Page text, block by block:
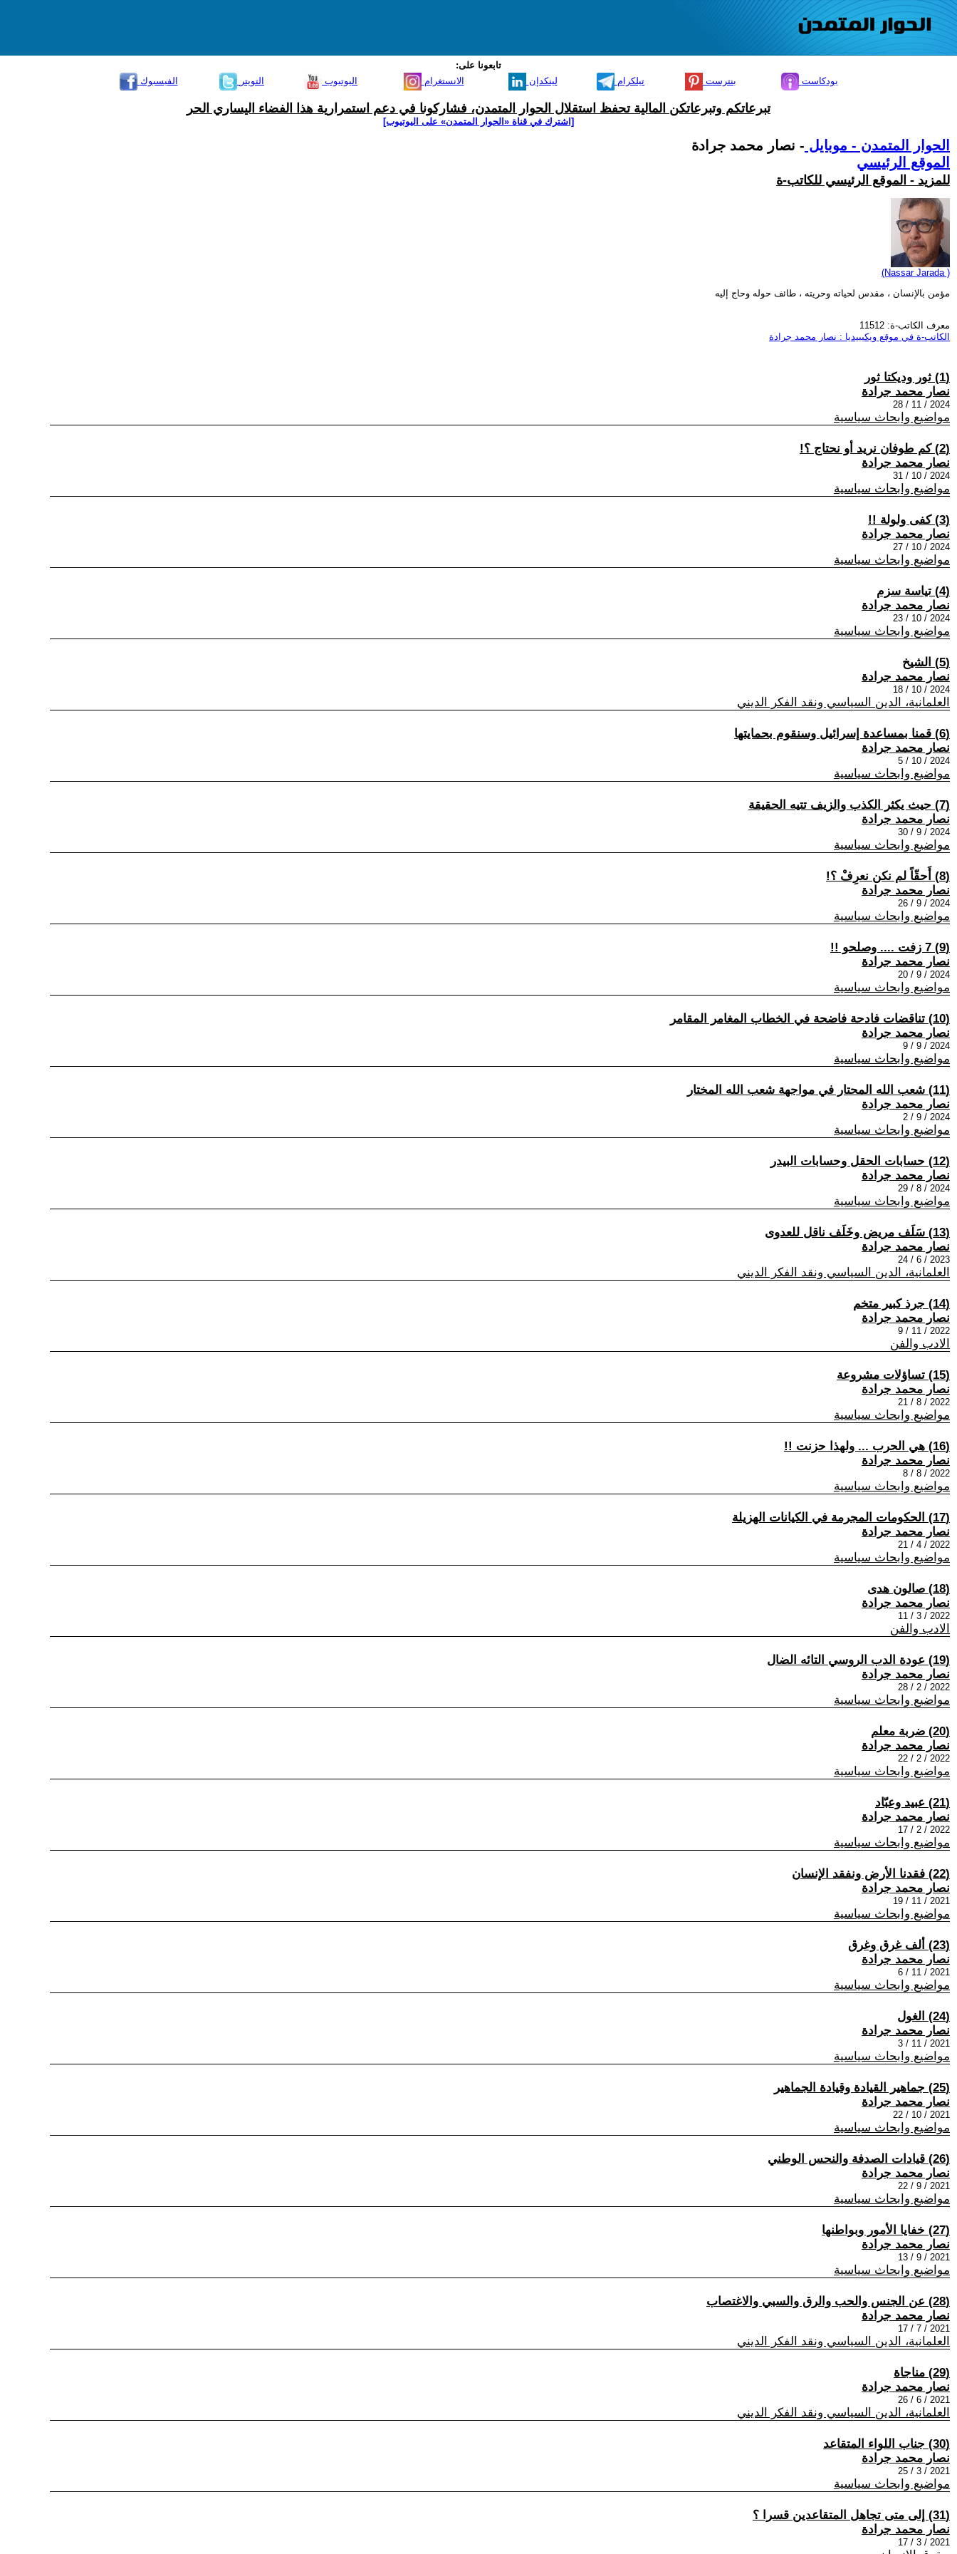
تابعونا على:
الفيسبوك
التويتر اليوتيوب الانستغرام لينكدإن تيلكرام بنترست بودكاست
تبرعاتكم وتبرعاتكن المالية تحفظ استقلال الحوار المتمدن، فشاركونا في دعم استمرارية هذا الفضاء اليساري الحر
[اشترك في قناة ‫«الحوار المتمدن» على اليوتيوب]
الحوار المتمدن - موبايل - نصار محمد جرادة
الموقع الرئيسي
للمزيد - الموقع الرئيسي للكاتب-ة
(Nassar Jarada )
مؤمن بالإنسان ، مقدس لحياته وحريته ، طائف حوله وحاج إليه
معرف الكاتب-ة: 11512
الكاتب-ة في موقع ويكيبيديا : نصار محمد جرادة
(1) ثور وديكتا ثور
نصار محمد جرادة
2024 / 11 / 28
مواضيع وابحاث سياسية
(2) كم طوفان نريد أو نحتاج ؟!
نصار محمد جرادة
2024 / 10 / 31
مواضيع وابحاث سياسية
(3) كفى ولولة !!
نصار محمد جرادة
2024 / 10 / 27
مواضيع وابحاث سياسية
(4) تياسة سزم
نصار محمد جرادة
2024 / 10 / 23
مواضيع وابحاث سياسية
(5) الشيخ
نصار محمد جرادة
2024 / 10 / 18
العلمانية، الدين السياسي ونقد الفكر الديني
(6) قمنا بمساعدة إسرائيل وسنقوم بحمايتها
نصار محمد جرادة
2024 / 10 / 5
مواضيع وابحاث سياسية
(7) حيث يكثر الكذب والزيف تتيه الحقيقة
نصار محمد جرادة
2024 / 9 / 30
مواضيع وابحاث سياسية
(8) أَحقّاً لم نكن نعرِفْ ؟!
نصار محمد جرادة
2024 / 9 / 26
مواضيع وابحاث سياسية
(9) 7 زفت .... وصلحو !!
نصار محمد جرادة
2024 / 9 / 20
مواضيع وابحاث سياسية
(10) تناقضات فادحة فاضحة في الخطاب المغامر المقامر
نصار محمد جرادة
2024 / 9 / 9
مواضيع وابحاث سياسية
(11) شعب الله المحتار في مواجهة شعب الله المختار
نصار محمد جرادة
2024 / 9 / 2
مواضيع وابحاث سياسية
(12) حسابات الحقل وحسابات البيدر
نصار محمد جرادة
2024 / 8 / 29
مواضيع وابحاث سياسية
(13) سَلَف مريض وخَلَف ناقل للعدوى
نصار محمد جرادة
2023 / 6 / 24
العلمانية، الدين السياسي ونقد الفكر الديني
(14) جرذ كبير متخم
نصار محمد جرادة
2022 / 11 / 9
الادب والفن
(15) تساؤلات مشروعة
نصار محمد جرادة
2022 / 8 / 21
مواضيع وابحاث سياسية
(16) هي الحرب ... ولهذا حزنت !!
نصار محمد جرادة
2022 / 8 / 8
مواضيع وابحاث سياسية
(17) الحكومات المجرمة في الكيانات الهزيلة
نصار محمد جرادة
2022 / 4 / 21
مواضيع وابحاث سياسية
(18) صالون هدى
نصار محمد جرادة
2022 / 3 / 11
الادب والفن
(19) عودة الدب الروسي التائه الضال
نصار محمد جرادة
2022 / 2 / 28
مواضيع وابحاث سياسية
(20) ضربة معلم
نصار محمد جرادة
2022 / 2 / 22
مواضيع وابحاث سياسية
(21) عبيد وعبّاد
نصار محمد جرادة
2022 / 2 / 17
مواضيع وابحاث سياسية
(22) فقدنا الأرض ونفقد الإنسان
نصار محمد جرادة
2021 / 11 / 19
مواضيع وابحاث سياسية
(23) ألف غرق وغرق
نصار محمد جرادة
2021 / 11 / 6
مواضيع وابحاث سياسية
(24) الغول
نصار محمد جرادة
2021 / 11 / 3
مواضيع وابحاث سياسية
(25) جماهير القيادة وقيادة الجماهير
نصار محمد جرادة
2021 / 10 / 22
مواضيع وابحاث سياسية
(26) قيادات الصدفة والنحس الوطني
نصار محمد جرادة
2021 / 9 / 22
مواضيع وابحاث سياسية
(27) خفايا الأمور وبواطنها
نصار محمد جرادة
2021 / 9 / 13
مواضيع وابحاث سياسية
(28) عن الجنس والحب والرق والسبي والاغتصاب
نصار محمد جرادة
2021 / 7 / 17
العلمانية، الدين السياسي ونقد الفكر الديني
(29) مناجاة
نصار محمد جرادة
2021 / 6 / 26
العلمانية، الدين السياسي ونقد الفكر الديني
(30) جناب اللواء المتقاعد
نصار محمد جرادة
2021 / 3 / 25
مواضيع وابحاث سياسية
(31) إلى متى تجاهل المتقاعدين قسرا ؟
نصار محمد جرادة
2021 / 3 / 17